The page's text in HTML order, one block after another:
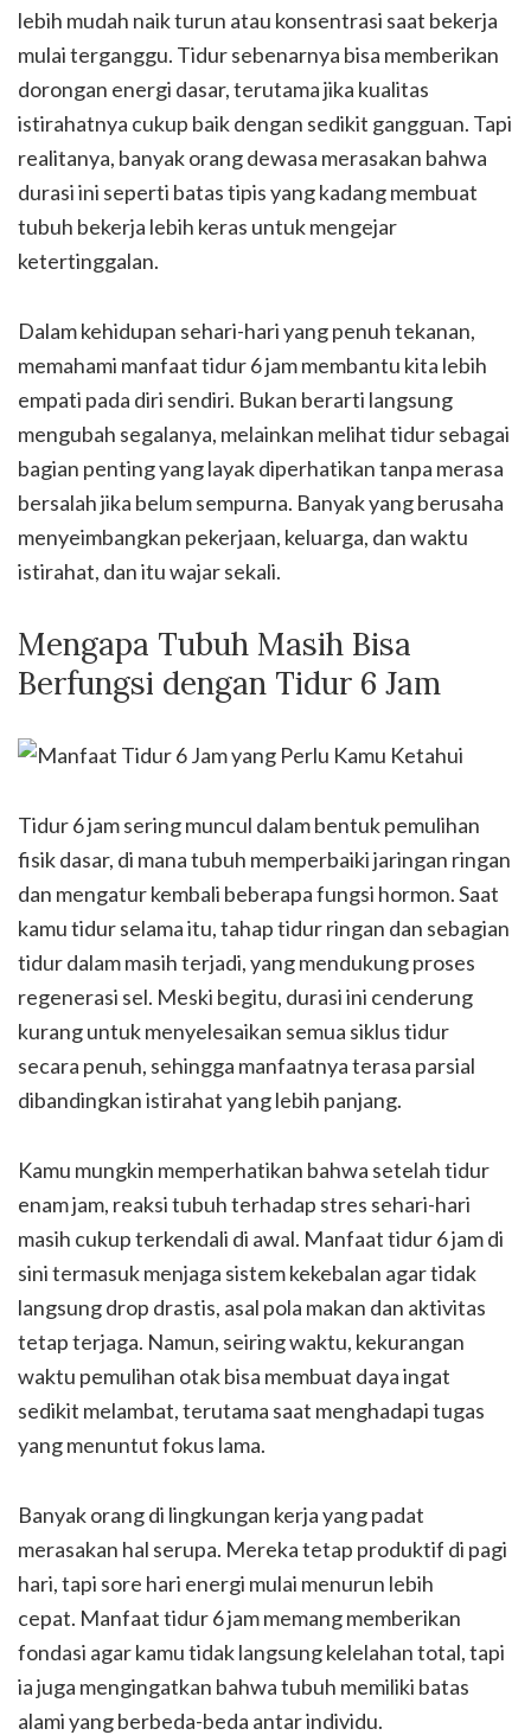
lebih mudah naik turun atau konsentrasi saat bekerja
mulai terganggu. Tidur sebenarnya bisa memberikan
dorongan energi dasar, terutama jika kualitas
istirahatnya cukup baik dengan sedikit gangguan. Tapi
realitanya, banyak orang dewasa merasakan bahwa
durasi ini seperti batas tipis yang kadang membuat
tubuh bekerja lebih keras untuk mengejar
ketertinggalan.
Dalam kehidupan sehari-hari yang penuh tekanan,
memahami manfaat tidur 6 jam membantu kita lebih
empati pada diri sendiri. Bukan berarti langsung
mengubah segalanya, melainkan melihat tidur sebagai
bagian penting yang layak diperhatikan tanpa merasa
bersalah jika belum sempurna. Banyak yang berusaha
menyeimbangkan pekerjaan, keluarga, dan waktu
istirahat, dan itu wajar sekali.
Mengapa Tubuh Masih Bisa
Berfungsi dengan Tidur 6 Jam
Tidur 6 jam sering muncul dalam bentuk pemulihan
fisik dasar, di mana tubuh memperbaiki jaringan ringan
dan mengatur kembali beberapa fungsi hormon. Saat
kamu tidur selama itu, tahap tidur ringan dan sebagian
tidur dalam masih terjadi, yang mendukung proses
regenerasi sel. Meski begitu, durasi ini cenderung
kurang untuk menyelesaikan semua siklus tidur
secara penuh, sehingga manfaatnya terasa parsial
dibandingkan istirahat yang lebih panjang.
Kamu mungkin memperhatikan bahwa setelah tidur
enam jam, reaksi tubuh terhadap stres sehari-hari
masih cukup terkendali di awal. Manfaat tidur 6 jam di
sini termasuk menjaga sistem kekebalan agar tidak
langsung drop drastis, asal pola makan dan aktivitas
tetap terjaga. Namun, seiring waktu, kekurangan
waktu pemulihan otak bisa membuat daya ingat
sedikit melambat, terutama saat menghadapi tugas
yang menuntut fokus lama.
Banyak orang di lingkungan kerja yang padat
merasakan hal serupa. Mereka tetap produktif di pagi
hari, tapi sore hari energi mulai menurun lebih
cepat. Manfaat tidur 6 jam memang memberikan
fondasi agar kamu tidak langsung kelelahan total, tapi
ia juga mengingatkan bahwa tubuh memiliki batas
alami yang berbeda-beda antar individu.